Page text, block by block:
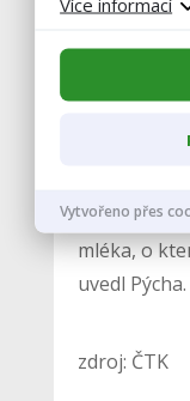
pozitivní.
producentů
zvýšil o
procenta
stejně tak i
mléka, o
uvedl Pýcha.
zdroj: ČTK
Vytvořeno přes